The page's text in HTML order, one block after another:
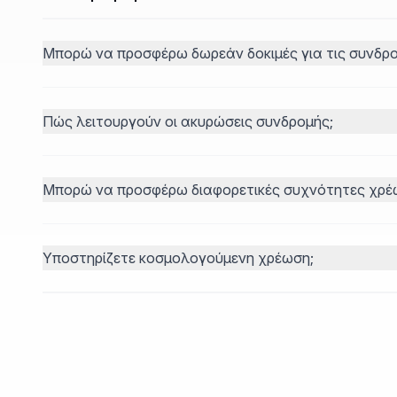
Μπορώ να προσφέρω δωρεάν δοκιμές για τις
Πώς λειτουργούν οι ακυρώσεις συνδρομής;
Μπορώ να προσφέρω διαφορετικές συχνότητες
Υποστηρίζετε κοσμολογούμενη χρέωση;